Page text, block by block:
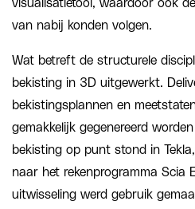
visualisatietool, waardoor ook
van nabij konden volgen.
Wat betreft de structurele
bekisting in 3D uitgewerkt.
bekistingsplannen en
gemakkelijk gegenereerd
bekisting op punt stond in
naar het rekenprogramma Scia
uitwisseling werd gebruik